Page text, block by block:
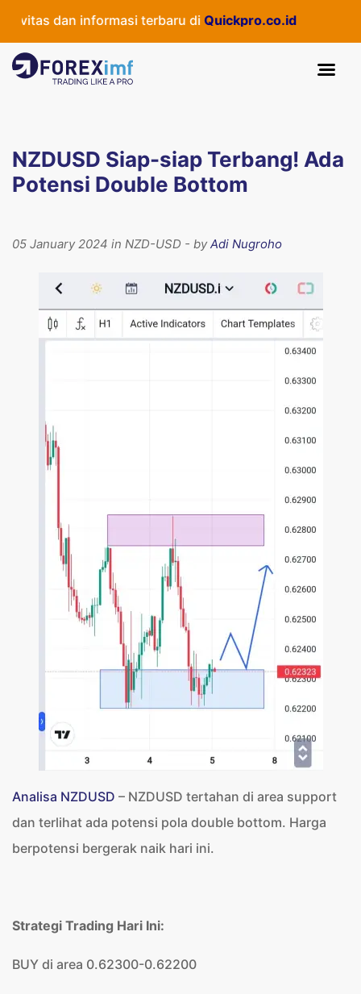
dan informasi terbaru di Quickpro.co.id
NZDUSD Siap-siap Terbang! Ada
Potensi Double Bottom
05 January 2024 in NZD-USD - byAdi Nugroho
Analisa NZDUSD – NZDUSD tertahan di area support
dan terlihat ada potensi pola double bottom. Harga
berpotensi bergerak naik hari ini.
Strategi Trading Hari Ini:
BUY di area 0.62300-0.62200